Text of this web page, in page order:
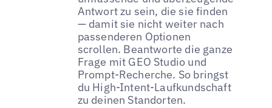
Antwort zu sein, die sie finden
— damit sie nicht weiter nach
passenderen Optionen
scrollen. Beantworte die ganze
Frage mit GEO Studio und
Prompt-Recherche. So bringst
du High-Intent-Laufkundschaft
zu deinen Standorten.